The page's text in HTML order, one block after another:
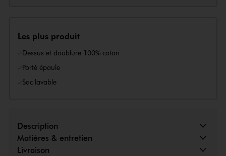
Les plus produit
Dessus et doublure 100% coton
Porté épaule
Sac lavable
Description
Matières & entretien
Livraison